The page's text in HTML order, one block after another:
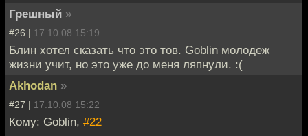
Грешный »
#26 | 17.10.08 15:19
Блин хотел сказать что это тов. Goblin молодеж
жизни учит, но это уже до меня ляпнули. :(
Akhodan »
#27 | 17.10.08 15:22
Кому: Goblin, #22